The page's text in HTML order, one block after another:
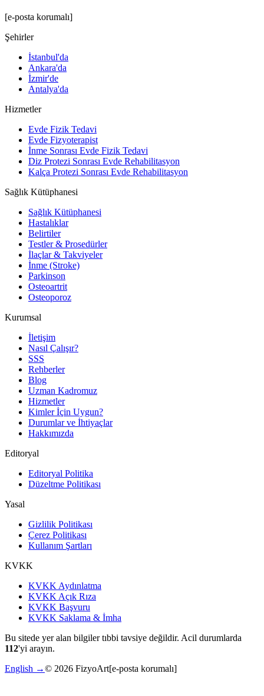
[e-posta korumalı]
Şehirler
İstanbul'da
Ankara'da
İzmir'de
Antalya'da
Hizmetler
Evde Fizik Tedavi
Evde Fizyoterapist
İnme Sonrası Evde Fizik Tedavi
Diz Protezi Sonrası Evde Rehabilitasyon
Kalça Protezi Sonrası Evde Rehabilitasyon
Sağlık Kütüphanesi
Sağlık Kütüphanesi
Hastalıklar
Belirtiler
Testler & Prosedürler
İlaçlar & Takviyeler
İnme (Stroke)
Parkinson
Osteoartrit
Osteoporoz
Kurumsal
İletişim
Nasıl Çalışır?
SSS
Rehberler
Blog
Uzman Kadromuz
Hizmetler
Kimler İçin Uygun?
Durumlar ve İhtiyaçlar
Hakkımızda
Editoryal
Editoryal Politika
Düzeltme Politikası
Yasal
Gizlilik Politikası
Çerez Politikası
Kullanım Şartları
KVKK
KVKK Aydınlatma
KVKK Açık Rıza
KVKK Başvuru
KVKK Saklama & İmha
Bu sitede yer alan bilgiler tıbbi tavsiye değildir. Acil durumlarda
112'yi arayın.
English →© 2026 FizyoArt[e-posta korumalı]